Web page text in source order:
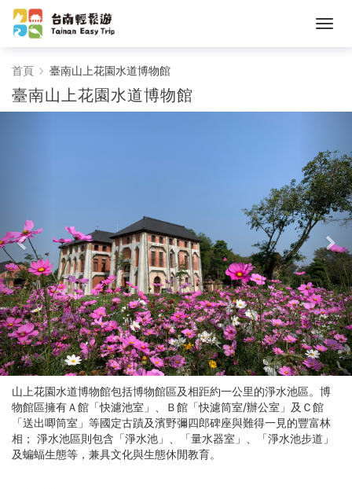
臺
南
園
水
道
博
物
館
-
台
首頁 臺南山上花園水道博物館
臺南山上花園水道博物館
山上花園水道博物館包括博物館區及相距約一公里的淨水池區。博
物館區擁有Ａ館「快濾池室」、Ｂ館「快濾筒室/辦公室」及Ｃ館
「送出唧筒室」等國定古蹟及濱野彌四郎碑座與難得一見的豐富林
相； 淨水池區則包含「淨水池」、「量水器室」、「淨水池步道」
及蝙蝠生態等，兼具文化與生態休閒教育。